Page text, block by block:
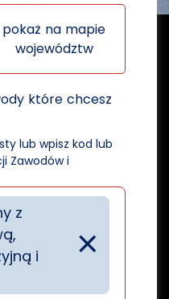
pokaż na mapie
województw
które chcesz
lub wpisz kod lub
Zawodów i
×
z
i